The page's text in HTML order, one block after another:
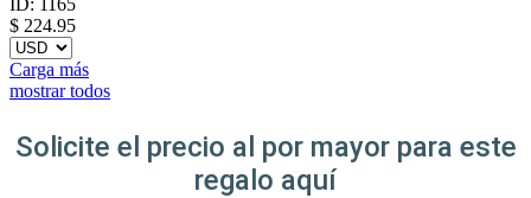
ID: 1165
$ 224.95
Carga más
mostrar todos
Solicite el precio al por mayor para este
regalo aquí